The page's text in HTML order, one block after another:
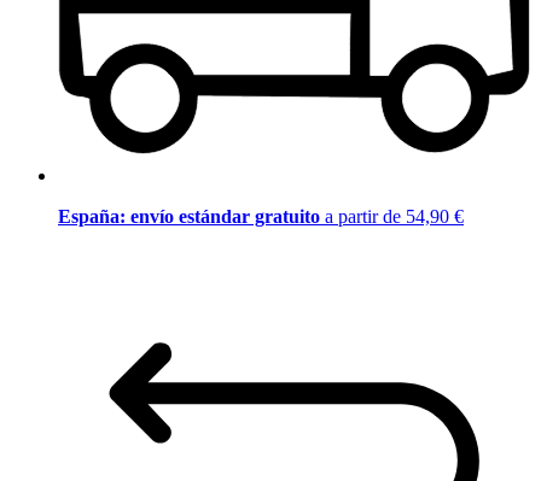
España: envío estándar gratuito a partir de 54,90 €